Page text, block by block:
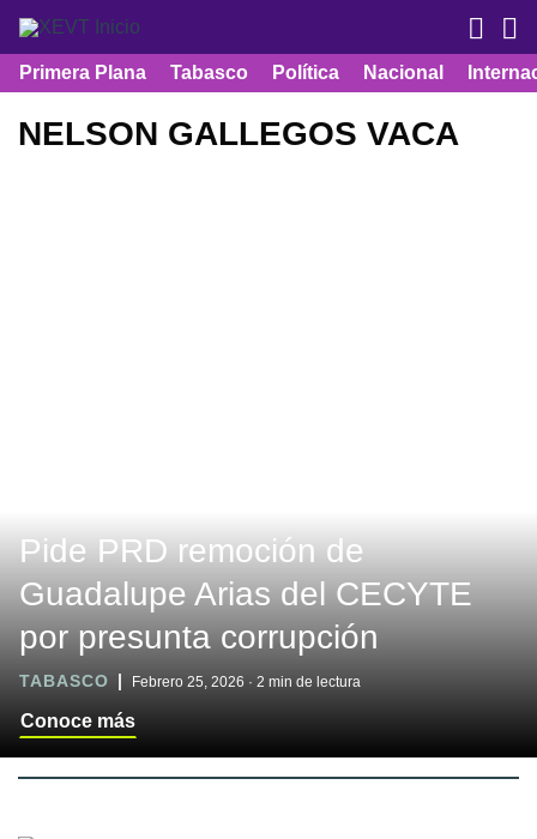
Primera Plana Tabasco Política Nacional
NELSON GALLEGOS VACA
Pide PRD remoción de
Guadalupe Arias del CECYTE
por presunta corrupción
TABASCO Febrero 25, 2026 · 2 min de lectura
Conoce más